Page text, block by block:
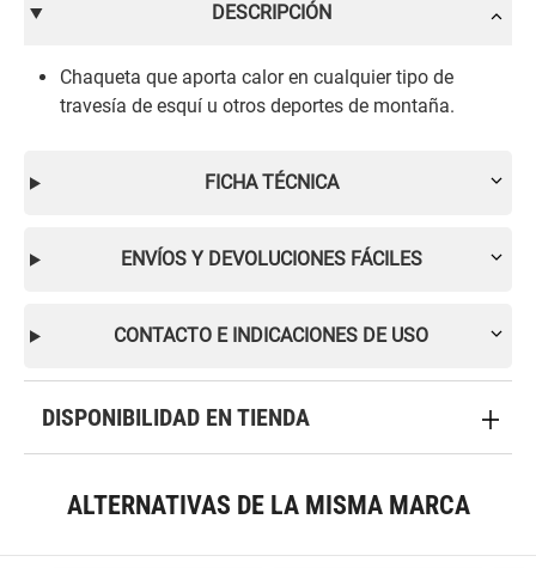
DESCRIPCIÓN
Chaqueta que aporta calor en cualquier tipo de
travesía de esquí u otros deportes de montaña.
FICHA TÉCNICA
ENVÍOS Y DEVOLUCIONES FÁCILES
CONTACTO E INDICACIONES DE USO
DISPONIBILIDAD EN TIENDA
ALTERNATIVAS DE LA MISMA MARCA